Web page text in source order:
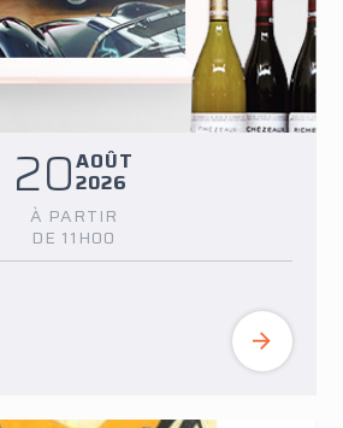
20AOÛT
2026
À PARTIR
DE 11H00